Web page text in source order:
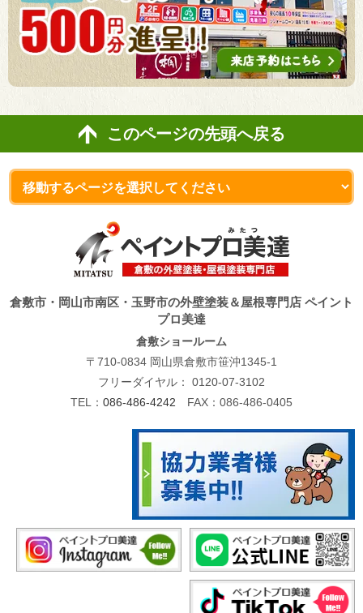
このページの先頭へ戻る
倉敷市・岡山市南区・玉野市の外壁塗装＆屋根専門店 ペイント
プロ美達
倉敷ショールーム
〒710-0834 岡山県倉敷市笹沖1345-1
フリーダイヤル： 0120-07-3102
TEL： 086-486-4242 FAX：086-486-0405